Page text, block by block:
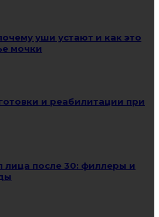
уши устают и как это
мочки
и реабилитации при
лица после 30: филлеры и